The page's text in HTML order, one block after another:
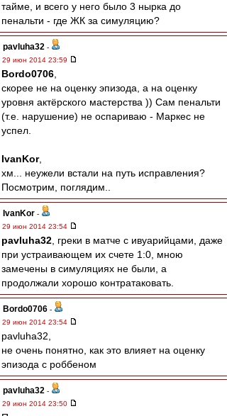
тайме, и всего у него было 3 нырка до
пенальти - где ЖК за симуляцию?
pavluha32 -
29 июн 2014 23:59
Bordo0706
скорее не на оценку эпизода, а на оценку
уровня актёрского мастерства )) Сам пенальти
(т.е. нарушение) не оспариваю - Маркес не
успел.
IvanKor,
хм... неужели встали на путь исправления?
Посмотрим, поглядим..
IvanKor -
29 июн 2014 23:54
pavluha32 , греки в матче с ивуарийцами, даже
при устраивающем их счете 1:0, мною
замечены в симуляциях не были, а
продолжали хорошо контратаковать.
Bordo0706 -
29 июн 2014 23:54
pavluha32,
не очень понятно, как это влияет на оценку
эпизода с роббеном
pavluha32 -
29 июн 2014 23:50